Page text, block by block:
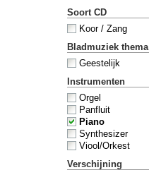
Soort CD
Koor / Zang
Bladmuziek thema
Geestelijk
Instrumenten
Orgel
Panfluit
Piano
Synthesizer
Viool/Orkest
Verschijning